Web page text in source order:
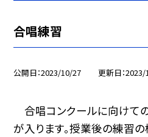
合唱練習
公開日 2023/10/27 更新日 2023/
合唱コンクールに向けて
が入ります。授業後の練習の